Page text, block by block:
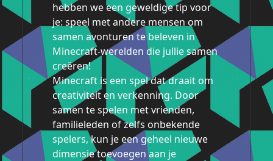
hebben we een geweldige tip voor
je: speel met andere mensen om
samen avonturen te beleven in
Minecraft-werelden die jullie samen
creëren!
Minecraft is een spel dat draait om
creativiteit en verkenning. Door
samen te spelen met vrienden,
familieleden of zelfs onbekende
spelers, kun je een geheel nieuwe
dimensie toevoegen aan je